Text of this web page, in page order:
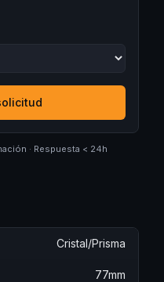
· Respuesta < 24h
Cristal/Prisma
77mm